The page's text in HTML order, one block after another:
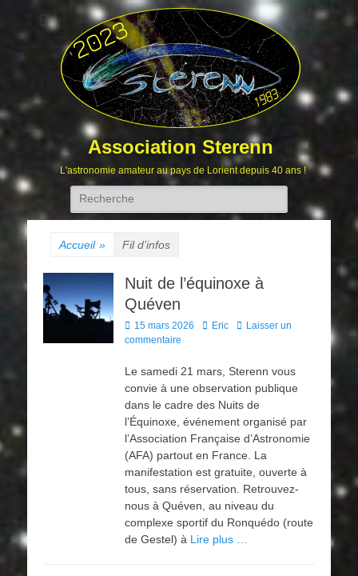
Association Sterenn
L'astronomie amateur au pays de Lorient depuis 40 ans !
Rechercher :
Accueil » Fil d’infos
Nuit de l’équinoxe à
Quéven
Posted
on
15 mars 2026 Author
Eric
Laisser un
commentaire
Le samedi 21 mars, Sterenn vous
convie à une observation publique
dans le cadre des Nuits de
l’Équinoxe, événement organisé par
l’Association Française d’Astronomie
(AFA) partout en France. La
manifestation est gratuite, ouverte à
tous, sans réservation. Retrouvez-
nous à Quéven, au niveau du
complexe sportif du Ronquédo (route
de Gestel) à Lire plus …